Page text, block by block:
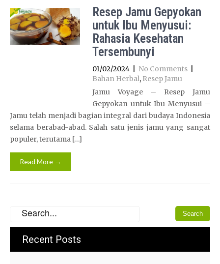
Resep Jamu Gepyokan
untuk Ibu Menyusui:
Rahasia Kesehatan
Tersembunyi
01/02/2024 No Comments
Bahan Herbal, Resep Jamu
Jamu Voyage – Resep Jamu
Gepyokan untuk Ibu Menyusui –
Jamu telah menjadi bagian integral dari budaya Indonesia
selama berabad-abad. Salah satu jenis jamu yang sangat
populer, terutama […]
Read More →
Recent Posts